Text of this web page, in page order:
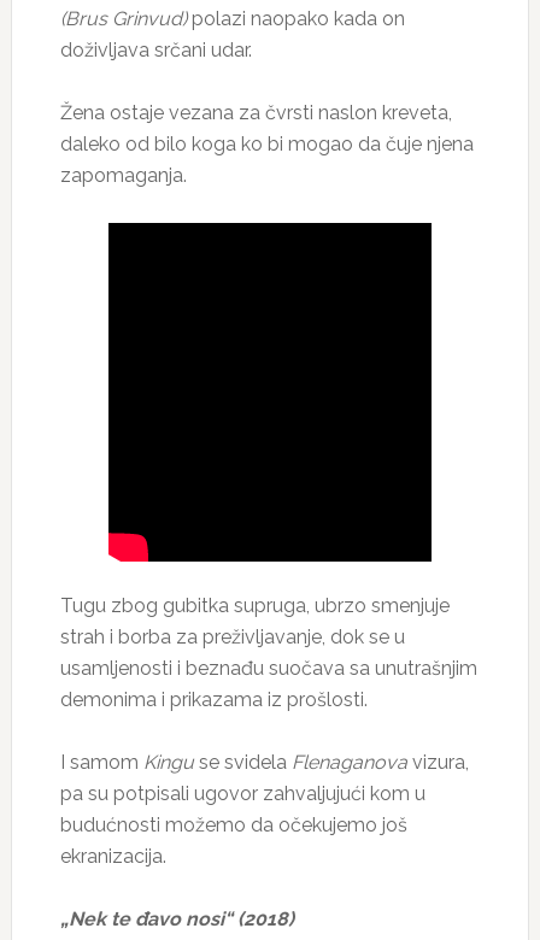
(Brus Grinvud)polazi naopako kada on
doživljava srčani udar.
Žena ostaje vezana za čvrsti naslon kreveta,
daleko od bilo koga ko bi mogao da čuje njena
zapomaganja.
Tugu zbog gubitka supruga, ubrzo smenjuje
strah i borba za preživljavanje, dok se u
usamljenosti i beznađu suočava sa unutrašnjim
demonima i prikazama iz prošlosti.
I samom Kinguse svidela Flenaganovavizura,
pa su potpisali ugovor zahvaljujući kom u
budućnosti možemo da očekujemo još
ekranizacija.
„Nek te đavo nosi“ (2018)